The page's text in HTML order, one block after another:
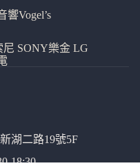
響Vogel’s
尼 SONY樂金 LG
湖二路19號5F
18:30